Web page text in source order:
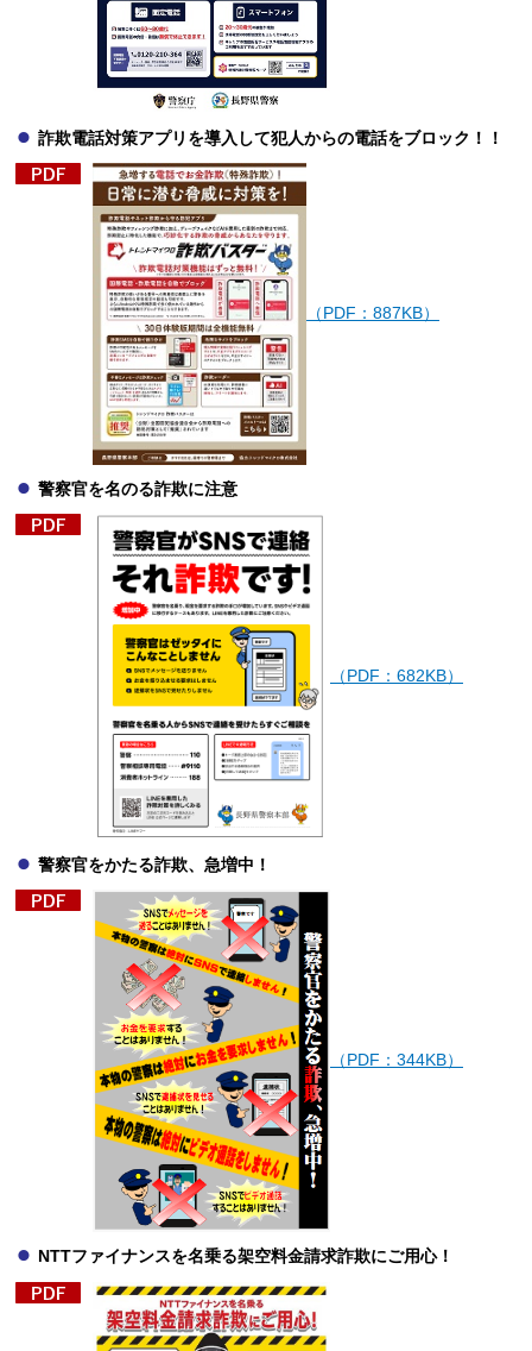
詐欺電話対策アプリを導入して犯人からの電話をブロック！！
（PDF：887KB）
警察官を名のる詐欺に注意
（PDF：682KB）
警察官をかたる詐欺、急増中！
（PDF：344KB）
NTTファイナンスを名乗る架空料金請求詐欺にご用心！